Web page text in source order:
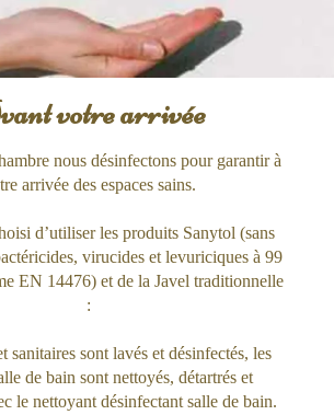
votre arrivée
nous désinfectons pour garantir à
arrivée des espaces sains.
d’utiliser les produits Sanytol (sans
virucides et levuriciques à 99
EN 14476) et de la Javel traditionnelle
:
sanitaires sont lavés et désinfectés, les
de bain sont nettoyés, détartrés et
le nettoyant désinfectant salle de bain.